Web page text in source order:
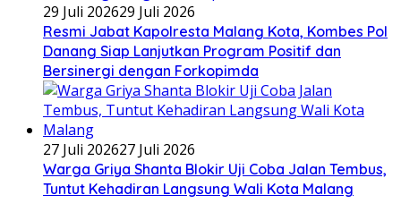
29 Juli 202629 Juli 2026
Resmi Jabat Kapolresta Malang Kota, Kombes Pol
Danang Siap Lanjutkan Program Positif dan
Bersinergi dengan Forkopimda
27 Juli 202627 Juli 2026
Warga Griya Shanta Blokir Uji Coba Jalan Tembus,
Tuntut Kehadiran Langsung Wali Kota Malang